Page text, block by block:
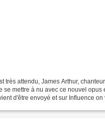
très attendu, James Arthur,
se mettre à nu avec ce nouvel opus
d'être envoyé et sur Influence on